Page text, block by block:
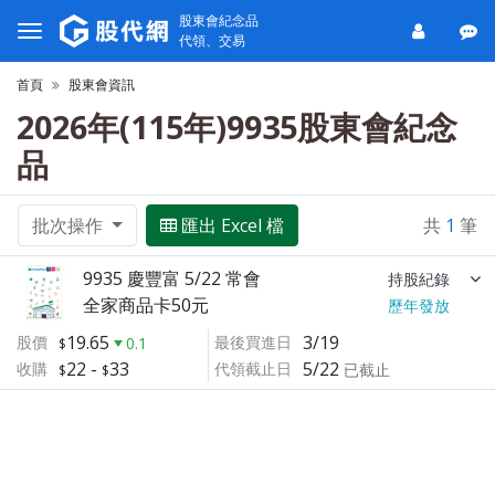
股東會紀念品
代領、交易
首頁 股東會資訊
2026年(115年)9935股東會紀念
品
批次操作 匯出 Excel 檔 共 1 筆
9935 慶豐富 5/22 常會 持股紀錄
全家商品卡50元
歷年發放
股價
19.65
0.1
收購
22 - 33
最後買進日 3/19
代領截止日 5/22 已截止